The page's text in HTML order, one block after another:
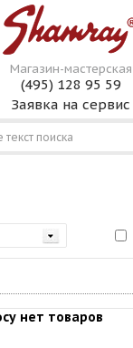
Магазин-мастерская
(495) 128 95 59
Заявка на сервис
нет товаров